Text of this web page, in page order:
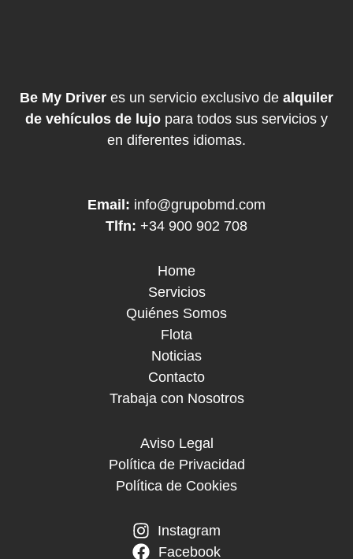
Be My Driver es un servicio exclusivo de alquiler
de vehículos de lujo para todos sus servicios y
en diferentes idiomas.
Email: info@grupobmd.com
Tlfn: +34 900 902 708
Home
Servicios
Quiénes Somos
Flota
Noticias
Contacto
Trabaja con Nosotros
Aviso Legal
Política de Privacidad
Política de Cookies
Instagram
Facebook